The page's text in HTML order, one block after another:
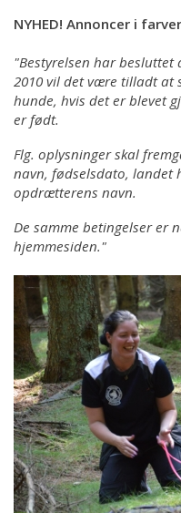
NYHED! Annoncer i
"Bestyrelsen har
2010 vil det være tilladt at
hunde, hvis det er blevet
er født.
Flg. oplysninger skal
navn, fødselsdato, landet
opdrætterens navn.
De samme betingelser er
hjemmesiden."